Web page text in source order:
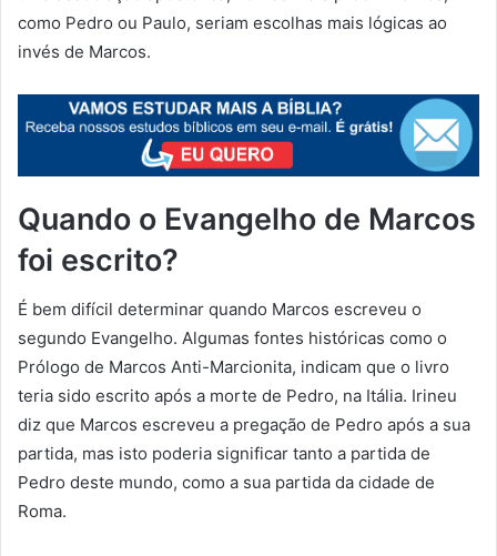
como Pedro ou Paulo, seriam escolhas mais lógicas ao
invés de Marcos.
Quando o Evangelho de Marcos
foi escrito?
É bem difícil determinar quando Marcos escreveu o
segundo Evangelho. Algumas fontes históricas como o
Prólogo de Marcos Anti-Marcionita, indicam que o livro
teria sido escrito após a morte de Pedro, na Itália. Irineu
diz que Marcos escreveu a pregação de Pedro após a sua
partida, mas isto poderia significar tanto a partida de
Pedro deste mundo, como a sua partida da cidade de
Roma.